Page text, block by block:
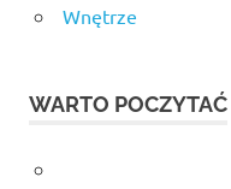
Wnętrze
WARTO POCZYTAĆ